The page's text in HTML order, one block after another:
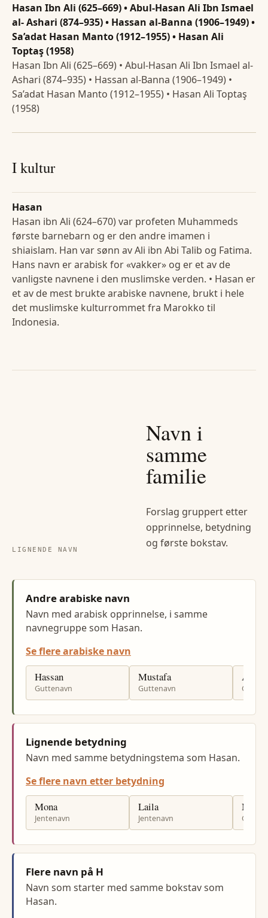
Hasan Ibn Ali (625–669) • Abul-Hasan Ali Ibn Ismael
al- Ashari (874–935) • Hassan al-Banna (1906–1949) •
Sa’adat Hasan Manto (1912–1955) • Hasan Ali
Toptaş (1958)
Hasan Ibn Ali (625–669) • Abul-Hasan Ali Ibn Ismael al-
Ashari (874–935) • Hassan al-Banna (1906–1949) •
Sa’adat Hasan Manto (1912–1955) • Hasan Ali Toptaş
(1958)
I kultur
Hasan
Hasan ibn Ali (624–670) var profeten Muhammeds
første barnebarn og er den andre imamen i
shiaislam. Han var sønn av Ali ibn Abi Talib og Fatima.
Hans navn er arabisk for «vakker» og er et av de
vanligste navnene i den muslimske verden. • Hasan er
et av de mest brukte arabiske navnene, brukt i hele
det muslimske kulturrommet fra Marokko til
Indonesia.
LIGNENDE NAVN
Navn i
samme
familie
Forslag gruppert etter
opprinnelse, betydning
og første bokstav.
Andre arabiske navn
Navn med arabisk opprinnelse, i samme
navnegruppe som Hasan.
Se flere arabiske navn
Hassan
Guttenavn
Mustafa
Guttenavn
Amir
Lignende betydning
Navn med samme betydningstema som Hasan.
Se flere navn etter betydning
Mona
Jentenavn
Laila
Jentenavn
Flere navn på H
Navn som starter med samme bokstav som
Hasan.